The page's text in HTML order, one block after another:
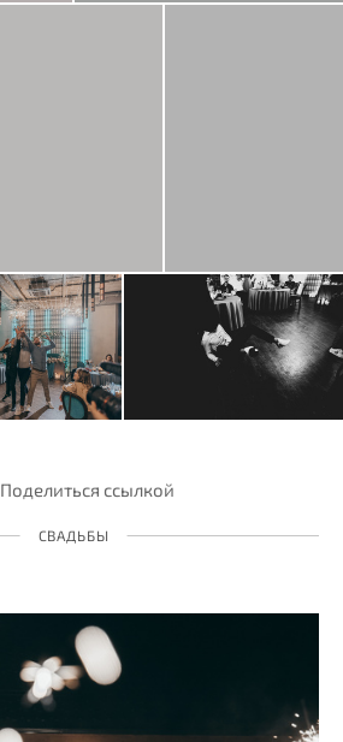
Поделиться ссылкой
СВАДЬБЫ